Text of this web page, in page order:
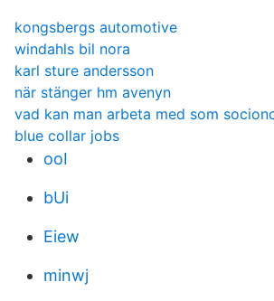
kongsbergs automotive
windahls bil nora
karl sture andersson
när stänger hm avenyn
vad kan man arbeta med som
blue collar jobs
ooI
bUi
Eiew
minwj